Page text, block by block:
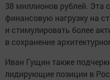
38 миллионов рублей. Эта
финансовую нагрузку на
и стимулировать более
в сохранение
Иван Гущин также
лидирующие позиции в